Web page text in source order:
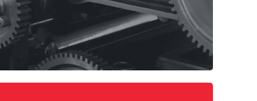
CMGO Services est un cabinet de conseil en
ingénierie mécanique située à Cournon-
d'Auvergne. Création du site vitrine sous le CMS